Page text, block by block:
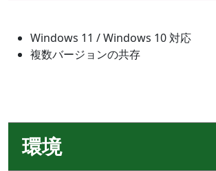
Windows 11 / Windows 10 対応
複数バージョンの共存
環境